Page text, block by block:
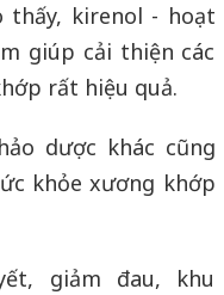
thấy, kirenol - hoạt
giúp cải thiện các
rất hiệu quả.
dược khác cũng
khỏe xương khớp
giảm đau, khu